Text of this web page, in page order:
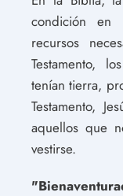
condición
recursos
Testamento,
tenían tierra,
Testamento,
aquellos que
vestirse.